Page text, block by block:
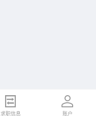
求职信息 账户